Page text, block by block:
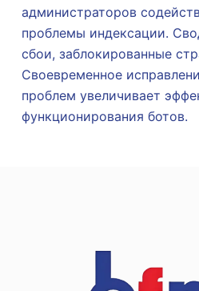
администраторов
проблемы индексации.
сбои, заблокированные
Своевременное
проблем увеличивает
функционирования ботов.